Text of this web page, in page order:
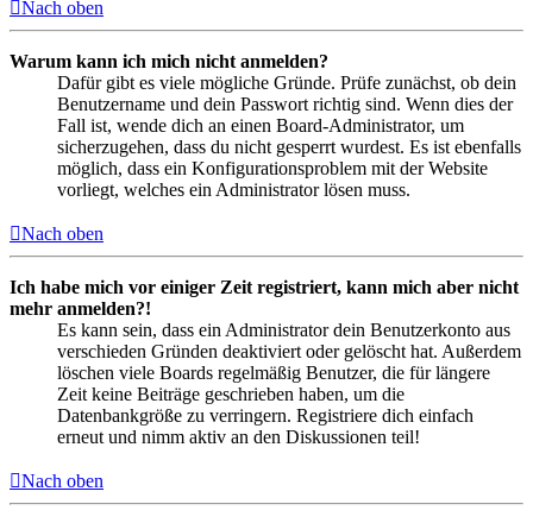
Nach oben
Warum kann ich mich nicht anmelden?
Dafür gibt es viele mögliche Gründe. Prüfe zunächst, ob dein
Benutzername und dein Passwort richtig sind. Wenn dies der
Fall ist, wende dich an einen Board-Administrator, um
sicherzugehen, dass du nicht gesperrt wurdest. Es ist ebenfalls
möglich, dass ein Konfigurationsproblem mit der Website
vorliegt, welches ein Administrator lösen muss.
Nach oben
Ich habe mich vor einiger Zeit registriert, kann mich aber nicht
mehr anmelden?!
Es kann sein, dass ein Administrator dein Benutzerkonto aus
verschieden Gründen deaktiviert oder gelöscht hat. Außerdem
löschen viele Boards regelmäßig Benutzer, die für längere
Zeit keine Beiträge geschrieben haben, um die
Datenbankgröße zu verringern. Registriere dich einfach
erneut und nimm aktiv an den Diskussionen teil!
Nach oben